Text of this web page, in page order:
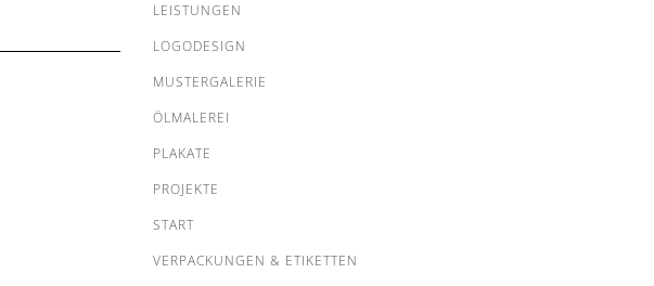
LEISTUNGEN
LOGODESIGN
MUSTERGALERIE
ÖLMALEREI
PLAKATE
PROJEKTE
START
VERPACKUNGEN & ETIKETTEN